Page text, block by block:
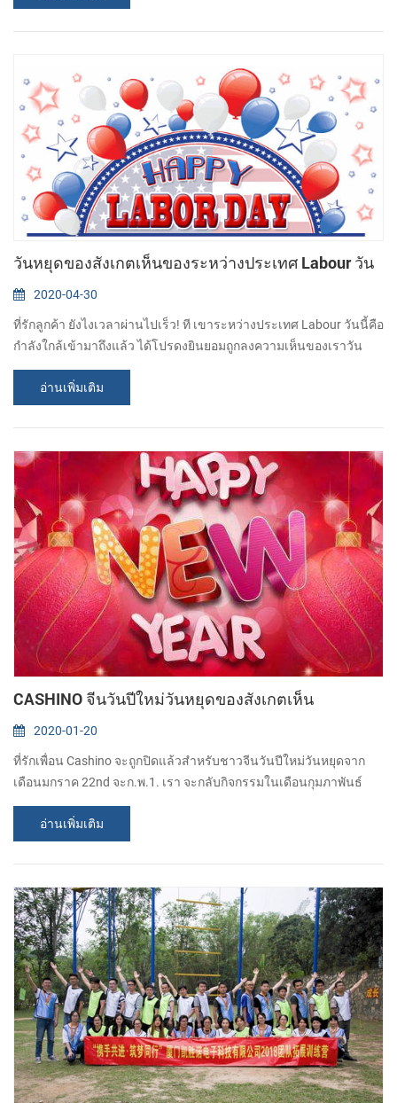
ไม่สะดวก เกิด. ถ้า มี อะไรก็ได้ ด่วนกรุณาติดต่อ: Josefina Qiu อีเมล์ :
sales15@csntek.com มือถือ: 86-13295927680 CASHINO คือโซลูชั่น
วันหยุดของสังเกตเห็นของระหว่างประเทศ Labour วัน
2020-04-30
ที่รักลูกค้า ยังไงเวลาผ่านไปเร็ว! ที เขาระหว่างประเทศ Labour วันนี้คือ
กำลังใกล้เข้ามาถึงแล้ว ได้โปรดงยินยอมถูกลงความเห็นของเราวัน
หยุดของ ในระหว่างประเทศ Labour วันกำหนดที่ติดตาม: ให้หน่วยที่ 1
ระงับอาจจะต้อง 5 อาจจะ ใน อีจะกลับไปกิจกรรมบนอาจจะอายุครบ 6
ขวบ ระหว่างวันหยุด,ถ้าคุณต้องการที่จะซื้อเอาไว้จับภาพความร้อนที่
เครื่องพิมพ์หรือมีอะไรบางอย่างที่มันด่วนมาเพื่อให้คำตอบ,ได้โปรด
ติดต่อพวกเราผ่านทางอ...
อ่านเพิ่มเติม
CASHINO จีนวันปีใหม่วันหยุดของสังเกตเห็น
2020-01-20
ที่รักเพื่อน Cashino จะถูกปิดแล้วสำหรับชาวจีนวันปีใหม่วันหยุดจาก
เดือนมกราค 22nd จะก.พ.1. เรา จะกลับกิจกรรมในเดือนกุมภาพันธ์
ถนน 2 อบอุ่น hearted คำอธิษฐานสำหรับสุขสันต์วันปีใหม่ที่เต็มไปด้วย
ของคุณโปรดของเรื่อง!...
อ่านเพิ่มเติม